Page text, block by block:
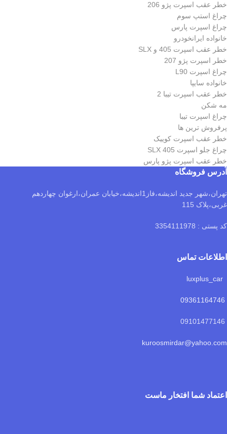
خطر عقب اسپرت پژو 206
چراغ استپ سوم
چراغ اسپرت پارس
خانواده ایرانخودرو
خطر عقب اسپرت 405 و SLX
خطر اسپرت پژو 207
چراغ اسپرت L90
خانواده سایپا
خطر عقب اسپرت تیبا 2
مه شکن
چراغ اسپرت تیبا
پرفروش ترین ها
خطر عقب اسپرت کوییک
چراغ جلو اسپرت 405 SLX
خطر عقب اسپرت پژو پارس
آدرس فروشگاه
تهران،شهر جدید اندیشه،فاز1اندیشه،خیابان عمران،ارغوان چهاردهم
غربی،پلاک 115
کد پستی : 3354111978
اطلاعات تماس
09361164746
kuroosmirdar@yahoo.com
اعتماد شما افتخار ماست